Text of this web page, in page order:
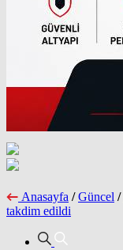
Anasayfa / Güncel /
takdim edildi